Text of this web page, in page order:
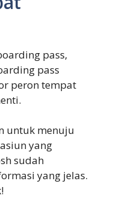
pass,
pass
peron tempat
untuk menuju
yang
sudah
yang jelas.